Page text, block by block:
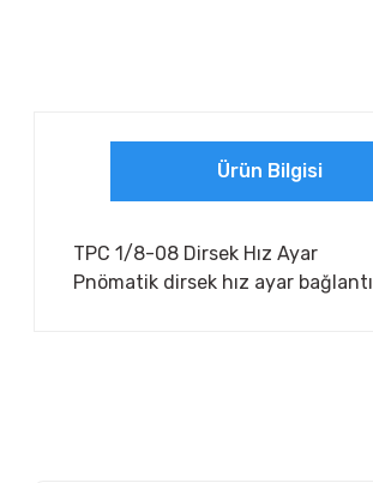
Ürün Bilgisi
TPC 1/8-08 Dirsek Hız Ayar
Pnömatik dirsek hız ayar bağlantı